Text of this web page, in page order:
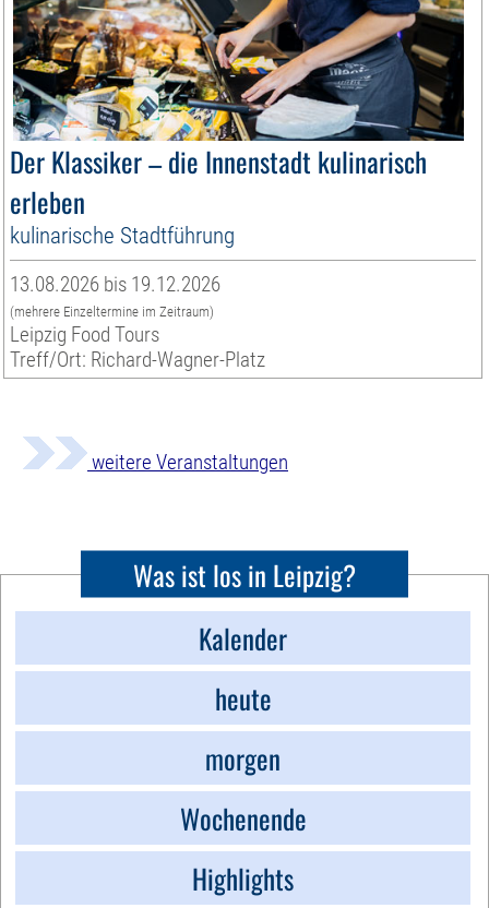
Der Klassiker – die Innenstadt kulinarisch
erleben
kulinarische Stadtführung
13.08.2026 bis 19.12.2026
(mehrere Einzeltermine im Zeitraum)
Leipzig Food Tours
Treff/Ort: Richard-Wagner-Platz
weitere Veranstaltungen
Was ist los in Leipzig?
Kalender
heute
morgen
Wochenende
Highlights